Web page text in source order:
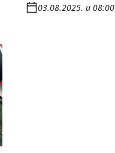
03.08.2025. u 08:00